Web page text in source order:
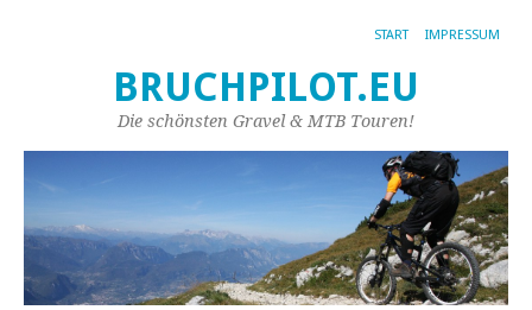
START IMPRESSUM
BRUCHPILOT.EU
Die schönsten Gravel & MTB Touren!